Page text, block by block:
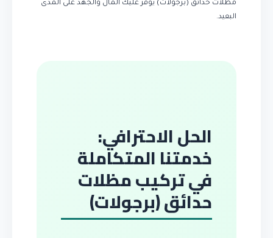
مظلات حدائق (برجولات) يوفر عليك المال والجهد على المدى
البعيد.
الحل الاحترافي:
خدمتنا المتكاملة
في تركيب مظلات
حدائق (برجولات)